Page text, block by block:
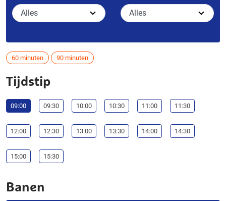
60 minuten 90 minuten
Tijdstip
09:00 09:30 10:00 10:30 11:00 11:30
12:00 12:30 13:00 13:30 14:00 14:30
15:00 15:30
Banen